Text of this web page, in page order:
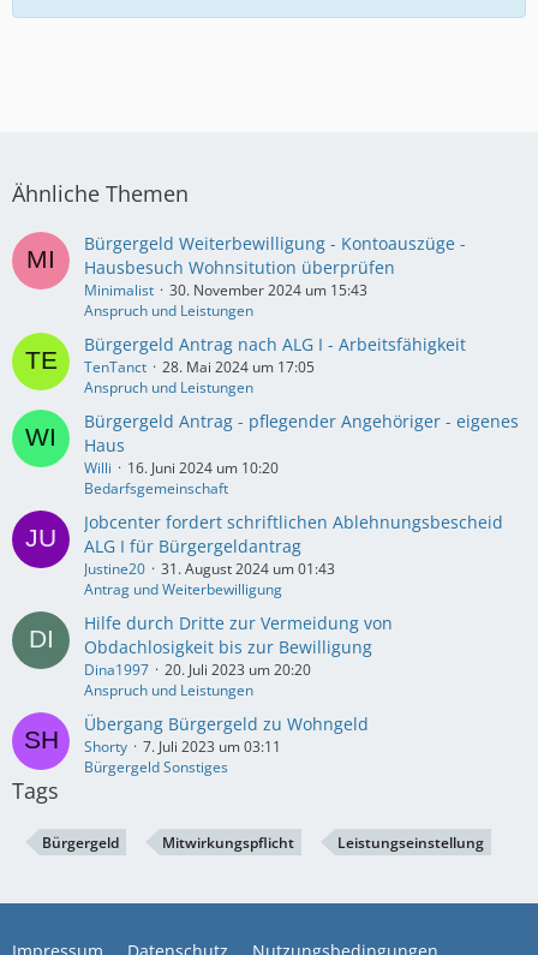
Ähnliche Themen
Bürgergeld Weiterbewilligung - Kontoauszüge -
Hausbesuch Wohnsitution überprüfen
Minimalist
30. November 2024 um 15:43
Anspruch und Leistungen
Bürgergeld Antrag nach ALG I - Arbeitsfähigkeit
TenTanct
28. Mai 2024 um 17:05
Anspruch und Leistungen
Bürgergeld Antrag - pflegender Angehöriger - eigenes
Haus
Willi
16. Juni 2024 um 10:20
Bedarfsgemeinschaft
Jobcenter fordert schriftlichen Ablehnungsbescheid
ALG I für Bürgergeldantrag
Justine20
31. August 2024 um 01:43
Antrag und Weiterbewilligung
Hilfe durch Dritte zur Vermeidung von
Obdachlosigkeit bis zur Bewilligung
Dina1997
20. Juli 2023 um 20:20
Anspruch und Leistungen
Übergang Bürgergeld zu Wohngeld
Shorty
7. Juli 2023 um 03:11
Bürgergeld Sonstiges
Tags
Bürgergeld Mitwirkungspflicht Leistungseinstellung